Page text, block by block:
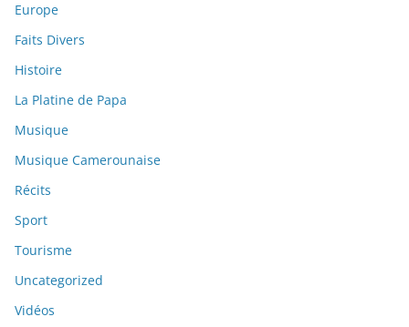
Europe
Faits Divers
Histoire
La Platine de Papa
Musique
Musique Camerounaise
Récits
Sport
Tourisme
Uncategorized
Vidéos